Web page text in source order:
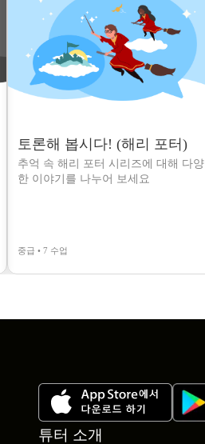
토론해 봅시다! (해리 포터)
추억 속 해리 포터 시리즈에 대해 다양
한 이야기를 나누어 보세요
중급 • 7 수업
튜터 소개